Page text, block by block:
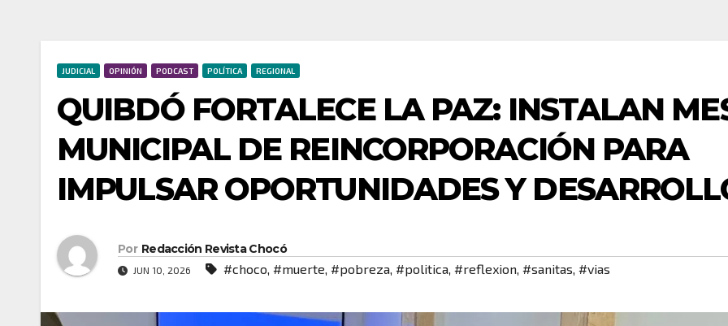
JUDICIAL OPINIÓN PODCAST POLÍTICA REGIONAL
QUIBDÓ FORTALECE LA PAZ: INSTALAN
MUNICIPAL DE REINCORPORACIÓN PARA
IMPULSAR OPORTUNIDADES Y
Por Redacción Revista Chocó
JUN 10, 2026 #choco #muerte #pobreza #politica #reflexion #sanitas #vias